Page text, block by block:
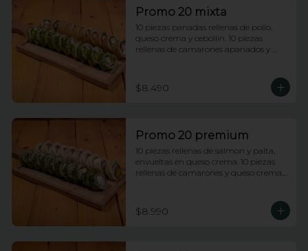
Promo 20 mixta
10 piezas panadas rellenas de pollo,
queso crema y cebollin. 10 piezas
rellenas de camarones apanados y
$8.490
Promo 20 premium
10 piezas rellenas de salmon y palta,
envueltas en queso crema. 10 piezas
rellenas de camarones y queso crema,
$8.990